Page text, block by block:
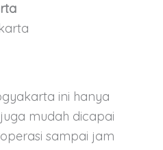
ini hanya
mudah dicapai
sampai jam